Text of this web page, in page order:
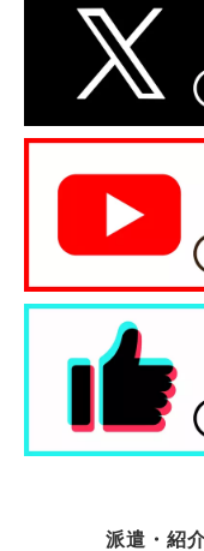
派遣・紹